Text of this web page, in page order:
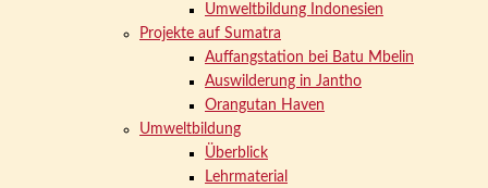
Umweltbildung Indonesien
Projekte auf Sumatra
Auffangstation bei Batu Mbelin
Auswilderung in Jantho
Orangutan Haven
Umweltbildung
Überblick
Lehrmaterial